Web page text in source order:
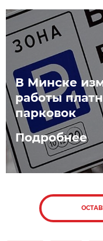
В Минске
работы
парковок
Подробнее